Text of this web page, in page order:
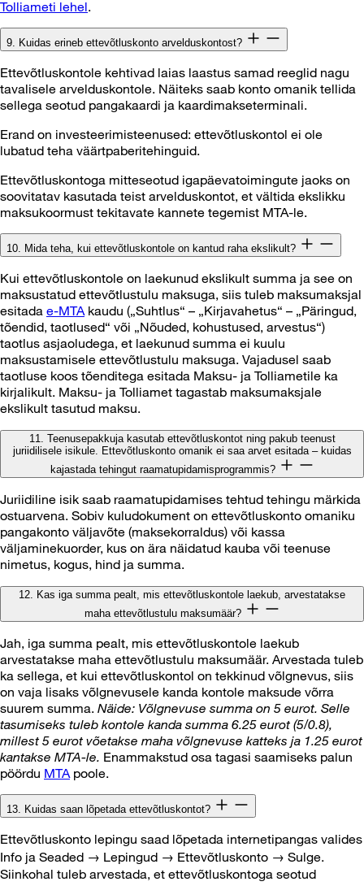
Tolliameti lehel.
9. Kuidas erineb ettevõtluskonto arvelduskontost?
Ettevõtluskontole kehtivad laias laastus samad reeglid nagu
tavalisele arvelduskontole. Näiteks saab konto omanik tellida
sellega seotud pangakaardi ja kaardimakseterminali.
Erand on investeerimisteenused: ettevõtluskontol ei ole
lubatud teha väärtpaberitehinguid.
Ettevõtluskontoga mitteseotud igapäevatoimingute jaoks on
soovitatav kasutada teist arvelduskontot, et vältida ekslikku
maksukoormust tekitavate kannete tegemist MTA-le.
10. Mida teha, kui ettevõtluskontole on kantud raha ekslikult?
Kui ettevõtluskontole on laekunud ekslikult summa ja see on
maksustatud ettevõtlustulu maksuga, siis tuleb maksumaksjal
esitada e-MTAkaudu („Suhtlus“ – „Kirjavahetus“ – „Päringud,
tõendid, taotlused“ või „Nõuded, kohustused, arvestus“)
taotlus asjaoludega, et laekunud summa ei kuulu
maksustamisele ettevõtlustulu maksuga. Vajadusel saab
taotluse koos tõenditega esitada Maksu- ja Tolliametile ka
kirjalikult. Maksu- ja Tolliamet tagastab maksumaksjale
ekslikult tasutud maksu.
11. Teenusepakkuja kasutab ettevõtluskontot ning pakub teenust
juriidilisele isikule. Ettevõtluskonto omanik ei saa arvet esitada – kuidas
kajastada tehingut raamatupidamisprogrammis?
Juriidiline isik saab raamatupidamises tehtud tehingu märkida
ostuarvena. Sobiv kuludokument on ettevõtluskonto omaniku
pangakonto väljavõte (maksekorraldus) või kassa
väljaminekuorder, kus on ära näidatud kauba või teenuse
nimetus, kogus, hind ja summa.
12. Kas iga summa pealt, mis ettevõtluskontole laekub, arvestatakse
maha ettevõtlustulu maksumäär?
Jah, iga summa pealt, mis ettevõtluskontole laekub
arvestatakse maha ettevõtlustulu maksumäär. Arvestada tuleb
ka sellega, et kui ettevõtluskontol on tekkinud võlgnevus, siis
on vaja lisaks võlgnevusele kanda kontole maksude võrra
suurem summa. Näide: Võlgnevuse summa on 5 eurot. Selle
tasumiseks tuleb kontole kanda summa 6.25 eurot (5/0.8),
millest 5 eurot võetakse maha võlgnevuse katteks ja 1.25 eurot
kantakse MTA-le. Enammakstud osa tagasi saamiseks palun
pöördu MTApoole.
13. Kuidas saan lõpetada ettevõtluskontot?
Ettevõtluskonto lepingu saad lõpetada internetipangas valides
Info ja Seaded → Lepingud → Ettevõtluskonto → Sulge.
Siinkohal tuleb arvestada, et ettevõtluskontoga seotud